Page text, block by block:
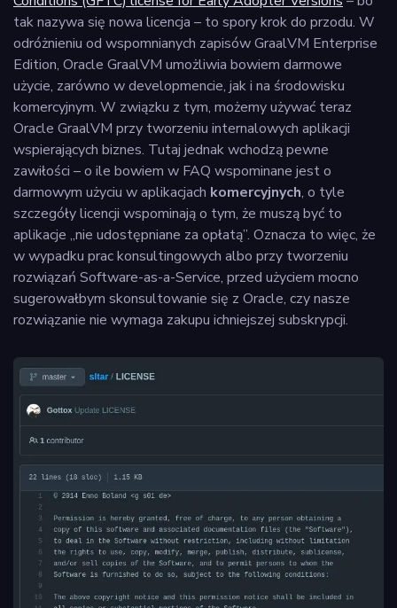
tak nazywa się nowa licencja – to spory krok do przodu. W
odróżnieniu od wspomnianych zapisów GraalVM Enterprise
Edition, Oracle GraalVM umożliwia bowiem darmowe
użycie, zarówno w developmencie, jak i na środowisku
komercyjnym. W związku z tym, możemy używać teraz
Oracle GraalVM przy tworzeniu internalowych aplikacji
wspierających biznes. Tutaj jednak wchodzą pewne
zawiłości – o ile bowiem w FAQ wspominane jest o
darmowym użyciu w aplikacjach komercyjnych, o tyle
szczegóły licencji wspominają o tym, że muszą być to
aplikacje „nie udostępniane za opłatą”. Oznacza to więc, że
w wypadku prac konsultingowych albo przy tworzeniu
rozwiązań Software-as-a-Service, przed użyciem mocno
sugerowałbym skonsultowanie się z Oracle, czy nasze
rozwiązanie nie wymaga zakupu ichniejszej subskrypcji.